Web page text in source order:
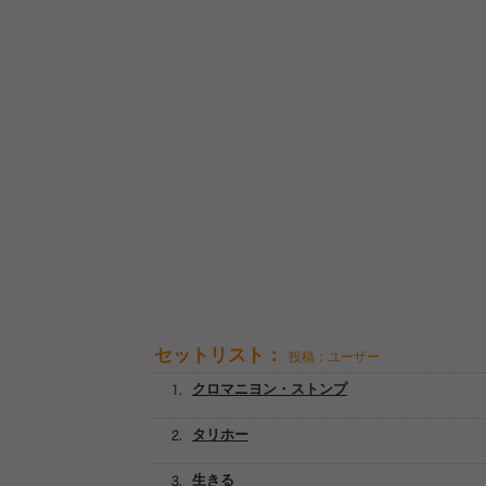
セットリスト： 投稿：ユーザー
クロマニヨン・ストンプ
タリホー
生きる